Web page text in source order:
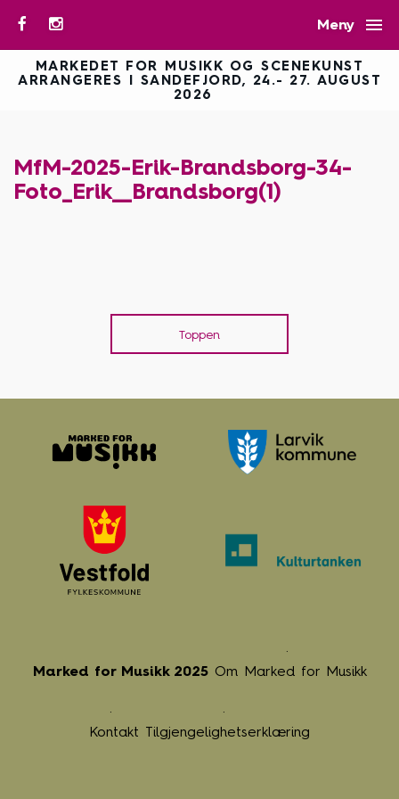
Meny 
MARKEDET FOR MUSIKK OG SCENEKUNST
ARRANGERES I SANDEFJORD, 24.- 27. AUGUST
2026
MfM-2025-Erik-Brandsborg-34-
Foto_Erik__Brandsborg(1)
Toppen
Marked for Musikk 2025 Om Marked for Musikk
Kontakt Tilgjengelighetserklæring